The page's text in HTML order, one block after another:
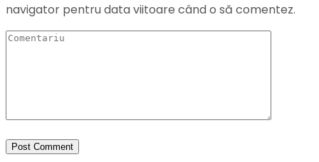
navigator pentru data viitoare când o să comentez.